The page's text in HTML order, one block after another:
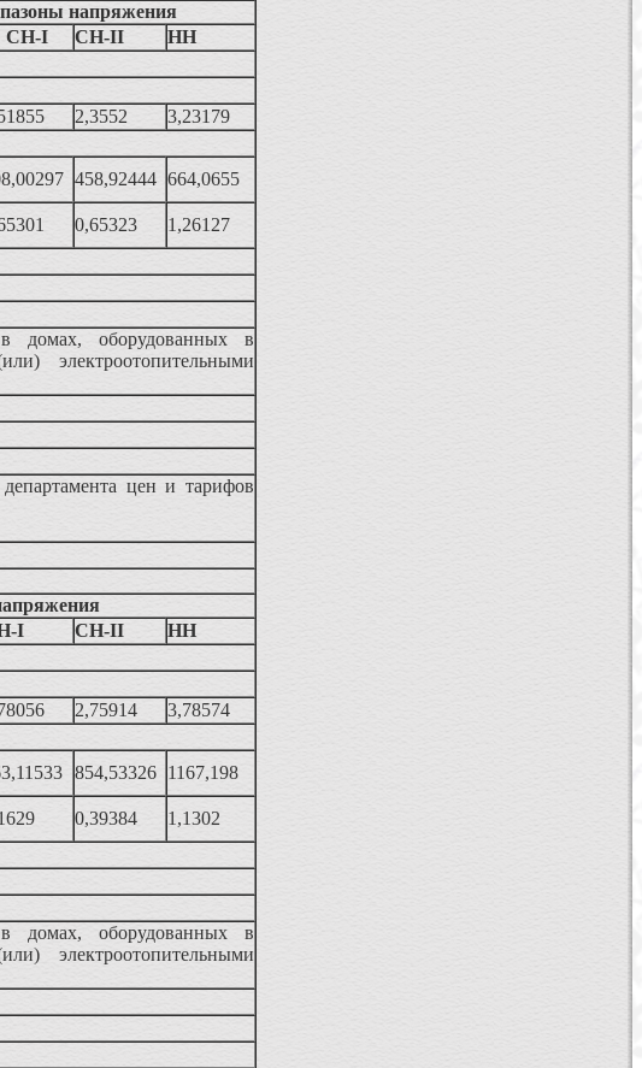
напряжения
СН-I СН-II
НН
2,3552
3,23179
458,92444 664,0655
0,65323
1,26127
домах, оборудованных в
электроотопительными
цен и тарифов
I СН-II
НН
2,75914
3,78574
854,53326 1167,198
0,39384
1,1302
домах, оборудованных в
электроотопительными